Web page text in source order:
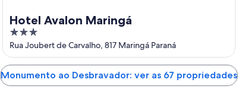
Hotel Avalon Maringá
3
out
of
5
Rua Joubert de Carvalho, 817 Maringá Paraná
Monumento ao Desbravador: ver as 67 propriedades